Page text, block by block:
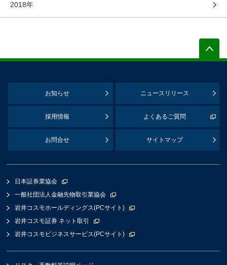
2018年
お知らせ ニュースリリース
採用情報 よくあるご質問
お問合せ サイトマップ
日本証券業協会
一般社団法人金融先物取引業協会
岩井コスモホールディングス(PCサイト)
岩井コスモ証券 ネット取引
岩井コスモビジネスサービス(PCサイト)